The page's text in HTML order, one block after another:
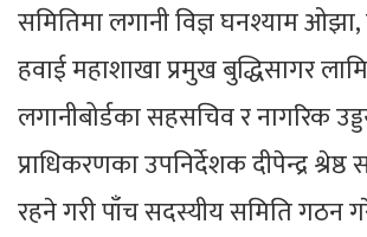
समितिमा लगानी विज्ञ घनश्याम ओझा,
हवाई महाशाखा प्रमुख बुद्धिसागर
लगानीबोर्डका सहसचिव र नागरिक
प्राधिकरणका उपनिर्देशक दीपेन्द्र
रहने गरी पाँच सदस्यीय समिति गठन